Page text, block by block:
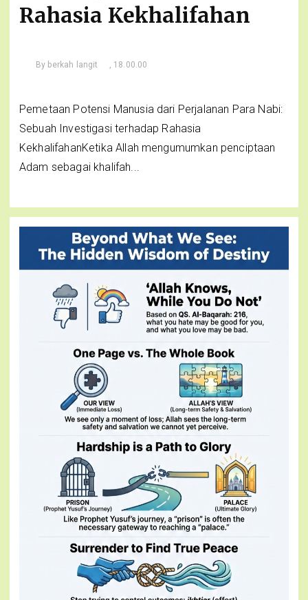
Rahasia Kekhalifahan
By berkah langit , 18.00.00
Pemetaan Potensi Manusia dari Perjalanan Para Nabi:
Sebuah Investigasi terhadap Rahasia
KekhalifahanKetika Allah mengumumkan penciptaan
Adam sebagai khalifah...